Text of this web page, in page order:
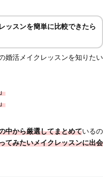
ッスンを簡単に比較できたら
婚活メイクレッスンを知りたい
中から厳選してまとめているの
てみたいメイクレッスンに出会